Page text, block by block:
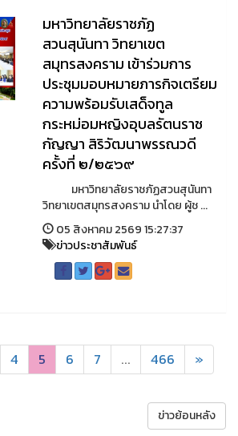
มหาวิทยาลัยราชภัฏ
สวนสุนันทา วิทยาเขต
สมุทรสงคราม เข้าร่วมการ
ประชุมมอบหมายภารกิจเตรียม
ความพร้อมรับเสด็จทูล
กระหม่อมหญิงอุบลรัตนราช
กัญญา สิริวัฒนาพรรณวดี
ครั้งที่ ๒/๒๕๖๙
มหาวิทยาลัยราชภัฏสวนสุนันทา
วิทยาเขตสมุทรสงคราม นำโดย ผู้ช ...
05 สิงหาคม 2569 15:27:37
ข่าวประชาสัมพันธ์
4 5 6 7 ... 466 »
ข่าวย้อนหลัง